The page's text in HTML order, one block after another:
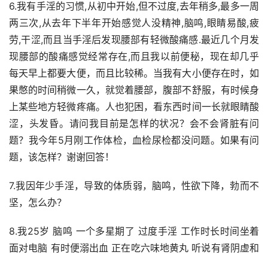
6.我有手淫的习惯,从初中开始,但不过度,去年稍多,最多一周
两三次,从去年下半年开始感觉人没精神,脑鸣,眼睛易酸,疲
劳,干涩,而且当手淫后发现腰部有轻微酸痛感.最近几个月发
现腰部的酸痛感觉经常存在,而且我以前便秘，现在却几乎
每天早上都要大便，而且比较稀。当我有大小便存在时，如
果憋的时间稍微一久，就觉着腰部，腹部不舒服，有时候身
上某些地方轻微疼痛。人也犯困，看东西时间一长就眼睛酸
涩，头发昏。请问我目前是怎样的状况？会不会肾脏有问
题？我今年5月刚工作体检，血检尿检都没问题。如果有问
题，该怎样？谢谢回答！
7.我因年少手淫，导致的体质弱，脑鸣，性欲下降，勃而不
坚，怎么办？
8.我25岁 脑鸣 一个多星期了 过度手淫 工作时长时间坐着
面对电脑 有时便溺出血 正在吃六味地黄丸 听说有肾阴虚和